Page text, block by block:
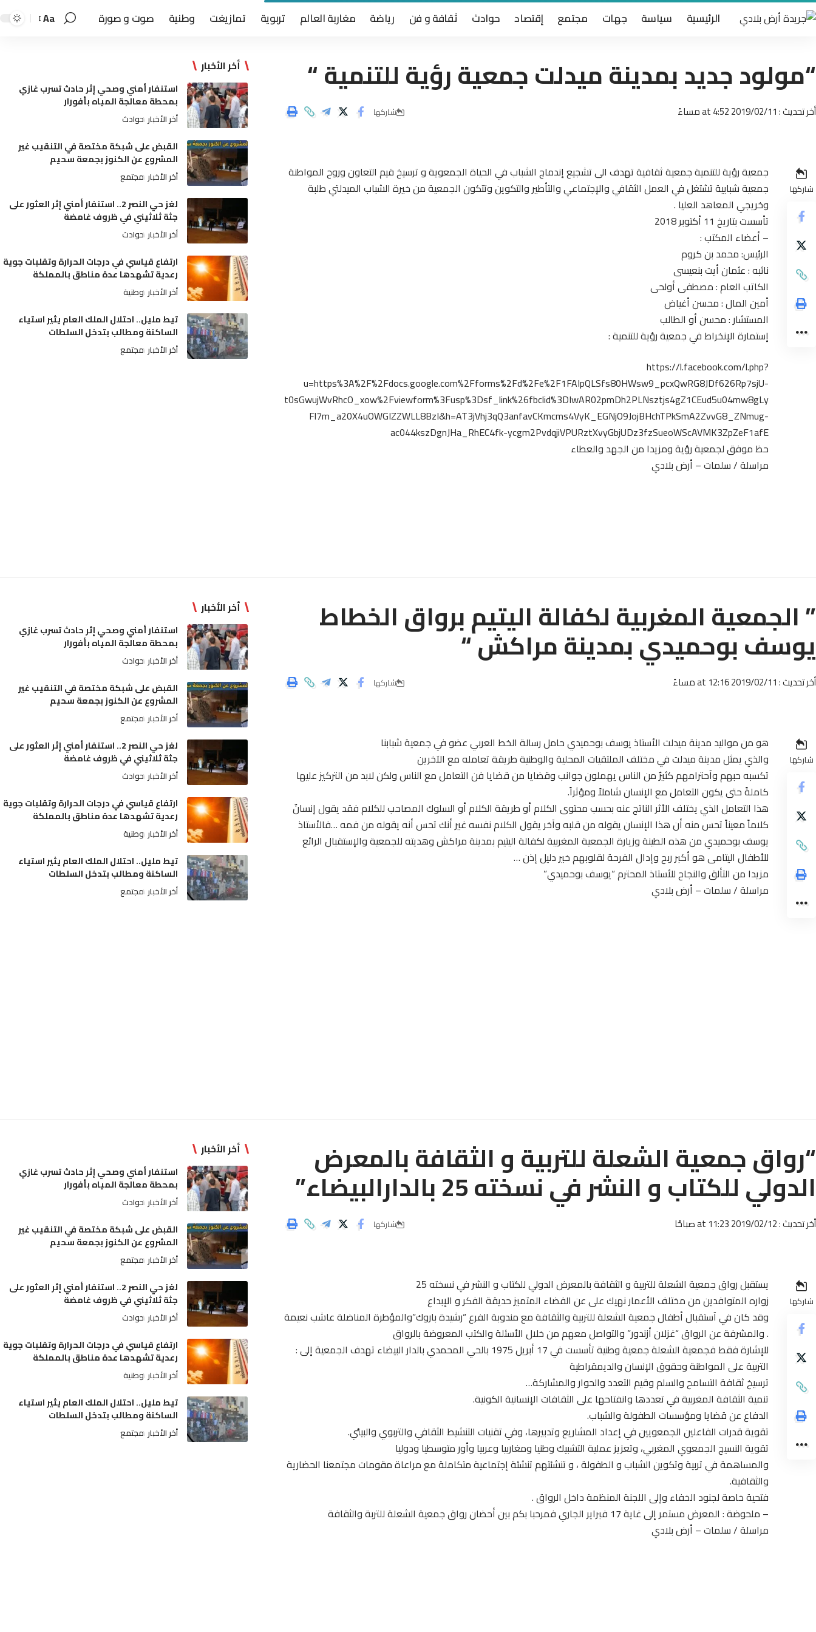
الرئيسية سياسة جهات مجتمع إقتصاد حوادث ثقافة و فن رياضة مغاربة العالم تربوية تمازيغت وطنية صوت و صورة Aa
“مولود جديد بمدينة ميدلت جمعية رؤية للتنمية “
أخر تحديث : 2019/02/11 at 4:52 مساءً شاركها
شاركها
جمعية رؤية للتنمية جمعية ثقافية تهدف الى تشجيع إندماج الشباب في الحياة الجمعوية و ترسيخ قيم التعاون وروح المواطنة
جمعية شبابية تشتغل في العمل الثقافي والإجتماعي والتأطير والتكوين وتتكون الجمعية من خيرة الشباب الميدلتي طلبة
وخريجي المعاهد العليا .
تأسست بتاريخ 11 أكتوبر 2018
– أعضاء المكتب :
الرئيس: محمد بن كروم
نائبه : عثمان أيت بنعيسى
الكاتب العام : مصطفى أولحى
أمين المال : محسن أغياض
المستشار : محسن أو الطالب
إستمارة الإنخراط في جمعية رؤية للتنمية :
https://l.facebook.com/l.php?
u=https%3A%2F%2Fdocs.google.com%2Fforms%2Fd%2Fe%2F1FAIpQLSfs80HWsw9_pcxQwRG8JDf626Rp7sjU-
t0sGwujWvRhcO_xow%2Fviewform%3Fusp%3Dsf_link%26fbclid%3DIwAR02pmDh2PLNsztjs4gZ1CEud5u04mw8gLy
Fl7m_a20X4uOWGIZZWLL8BzI&h=AT3jVhj3qQ3anfavCKmcms4VyK_EGNjO9JojBHchTPkSmA2ZvvG8_ZNmug-
ac044kszDgnJHa_RhEC4fk-ycgm2PvdqjiVPURztXvyGbjUDz3fzSueoWScAVMK3ZpZeF1afE
حظ موفق لجمعية رؤية ومزيدا من الجهد والعطاء
مراسلة / سلمات – أرض بلادي
أخر الأخبار
استنفار أمني وصحي إثر حادث تسرب غازي
بمحطة معالجة المياه بأفورار
أخر الأخبار حوادث
القبض على شبكة مختصة في التنقيب غير
المشروع عن الكنوز بجمعة سحيم
أخر الأخبار مجتمع
لغز حي النصر 2.. استنفار أمني إثر العثور على
جثة ثلاثيني في ظروف غامضة
أخر الأخبار حوادث
ارتفاع قياسي في درجات الحرارة وتقلبات جوية
رعدية تشهدها عدة مناطق بالمملكة
أخر الأخبار وطنية
تيط مليل.. احتلال الملك العام يثير استياء
الساكنة ومطالب بتدخل السلطات
أخر الأخبار مجتمع
” الجمعية المغربية لكفالة اليتيم برواق الخطاط
يوسف بوحميدي بمدينة مراكش “
أخر تحديث : 2019/02/11 at 12:16 مساءً شاركها
شاركها
هو من مواليد مدينة ميدلت الأستاذ يوسف بوحميدي حامل رسالة الخط العربي عضو في جمعية شبابنا
والذي يمثل مدينة ميدلت في مختلف الملتقيات المحلية والوطنية طريقة تعامله مع الآخرين
تكسبه حبهم وآحترامهم كثيرٌ من الناس يهملون جوانب وقضايا من قضايا فن التعامل مع الناس ولكن لابد من التركيز عليها
كاملةً حتى يكون التعامل مع الإنسان شاملاً ومؤثراً.
هذا التعامل الذي يختلف الأثر الناتج عنه بحسب محتوى الكلام أو طريقة الكلام أو السلوك المصاحب للكلام فقد يقول إنسانٌ
كلاماً معيناً تحس منه أن هذا الإنسان يقوله من قلبه وآخر يقول الكلام نفسه غير أنك تحس أنه يقوله من فمه …فالأستاذ
يوسف بوحميدي من هذه الطينة وزيارة الجمعية المغربية لكفالة اليتيم بمدينة مراكش وهديته للجمعية والإستقبال الرائع
للأطفال اليتامى هو أكبر ربح وإدال الفرحة لقلوبهم خير دليل إذن …
مزيدا من التألق والنجاح للأستاذ المحترم “يوسف بوحميدي”
مراسلة / سلمات – أرض بلادي
أخر الأخبار
استنفار أمني وصحي إثر حادث تسرب غازي
بمحطة معالجة المياه بأفورار
أخر الأخبار حوادث
القبض على شبكة مختصة في التنقيب غير
المشروع عن الكنوز بجمعة سحيم
أخر الأخبار مجتمع
لغز حي النصر 2.. استنفار أمني إثر العثور على
جثة ثلاثيني في ظروف غامضة
أخر الأخبار حوادث
ارتفاع قياسي في درجات الحرارة وتقلبات جوية
رعدية تشهدها عدة مناطق بالمملكة
أخر الأخبار وطنية
تيط مليل.. احتلال الملك العام يثير استياء
الساكنة ومطالب بتدخل السلطات
أخر الأخبار مجتمع
“رواق جمعية الشعلة للتربية و الثقافة بالمعرض
الدولي للكتاب و النشر في نسخته 25 بالدارالبيضاء”
أخر تحديث : 2019/02/12 at 11:23 صباحًا شاركها
شاركها
يستقبل رواق جمعية الشعلة للتربية و الثقافة بالمعرض الدولي للكتاب و النشر في نسخته 25
زواره المتوافدين من مختلف الأعمار نهيك على عن الفضاء المتميز حديقة الفكر و الإبداع
وقد كان في آستقبال أطفال جمعية الشعلة للتربية والثقافة مع مندوبة الفرع “رشيدة باروك”والمؤطرة المناضلة عاشب نعيمة
. والمشرفة عن الرواق “غزلان أزندور” والتواصل معهم من خلال الأسئلة والكتب المعروضة بالرواق
للإشارة فقط فجمعية الشعلة جمعية وطنية تأسست في 17 أبريل 1975 بالحي المحمدي بالدار البيضاء تهدف الجمعية إلى :
التربية على المواطنة وحقوق الإنسان والديمقراطية
ترسيخ ثقافة التسامح والسلم وقيم التعدد والحوار والمشاركة…
تنمية الثقافة المغربية في تعددها وانفتاحها على الثقافات الإنسانية الكونية.
الدفاع عن قضايا ومؤسسات الطفولة والشباب.
تقوية قدرات الفاعلين الجمعويين في إعداد المشاريع وتدبيرها، وفي تقنيات التنشيط الثقافي والتربوي والبيئي.
تقوية النسيج الجمعوي المغربي، وتعزيز عملية التشبيك وطنيا ومغاربيا وعربيا وأور متوسطيا ودوليا
والمساهمة في تربية وتكوين الشباب و الطفولة ، و تنشئتهم تنشئة إجتماعية متكاملة مع مراعاة مقومات مجتمعنا الحضارية
والثقافية.
فتحية خاصة لجنود الخفاء وإلى اللجنة المنظمة داخل الرواق .
– ملحوضة : المعرض مستمر إلى غاية 17 فبراير الجاري فمرحبا بكم بين أحضان رواق جمعية الشعلة للتربة والثقافة
مراسلة / سلمات – أرض بلادي
أخر الأخبار
استنفار أمني وصحي إثر حادث تسرب غازي
بمحطة معالجة المياه بأفورار
أخر الأخبار حوادث
القبض على شبكة مختصة في التنقيب غير
المشروع عن الكنوز بجمعة سحيم
أخر الأخبار مجتمع
لغز حي النصر 2.. استنفار أمني إثر العثور على
جثة ثلاثيني في ظروف غامضة
أخر الأخبار حوادث
ارتفاع قياسي في درجات الحرارة وتقلبات جوية
رعدية تشهدها عدة مناطق بالمملكة
أخر الأخبار وطنية
تيط مليل.. احتلال الملك العام يثير استياء
الساكنة ومطالب بتدخل السلطات
أخر الأخبار مجتمع